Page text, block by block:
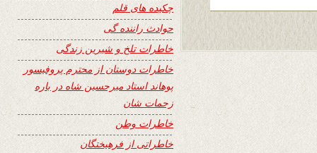
چکیده های قلم
حوادث راننده گی
خاطرات تلخ و شیرین زندگی
خاطرات دوستان از محترم پروفیسور
پوهاند استاد میرحسین شاه در باره
زحمات شان
خاطرات وطن
خاطراتی از فرهیختگان